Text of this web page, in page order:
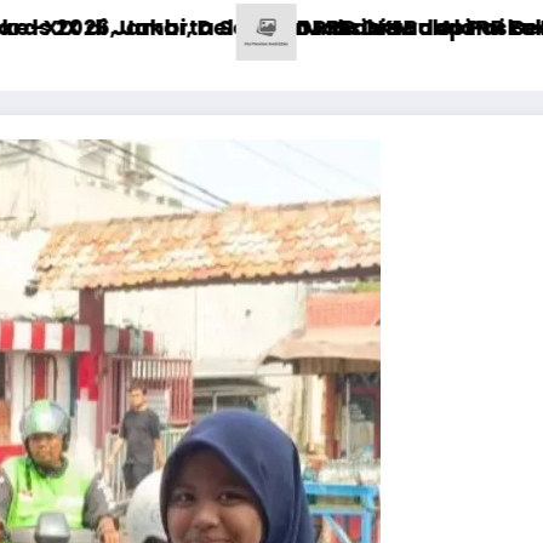
Alami Luka
PR Besar di Sektor Kesehatan
Buka Posko Pengaduan Tanah Percepat
Harga